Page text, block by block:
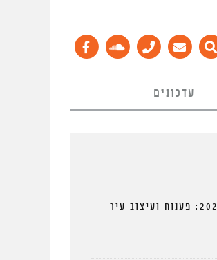
עדכונים
כנס ‘קוד העיר’ 2026: פענוח ועיצוב עיר